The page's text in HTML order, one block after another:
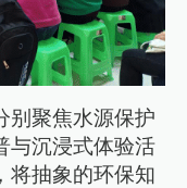
别聚焦水源保护
与沉浸式体验活
将抽象的环保知